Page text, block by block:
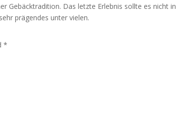
Gebäcktradition. Das letzte Erlebnis sollte es nicht in
prägendes unter vielen.
*